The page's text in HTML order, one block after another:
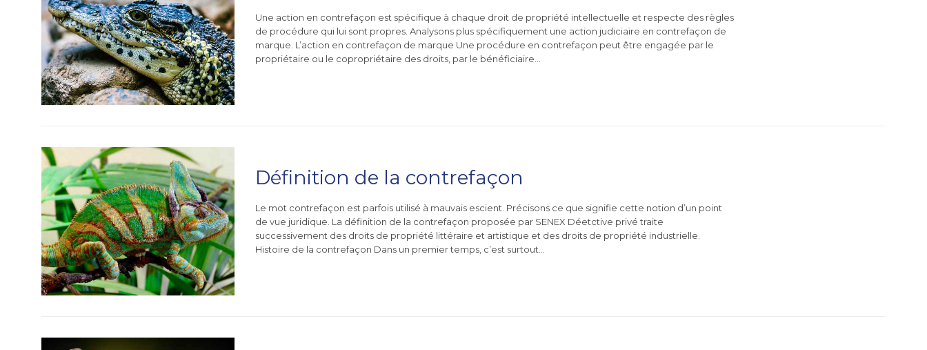
Une action en contrefaçon est spécifique à chaque droit de propriété intellectuelle et respecte des règles
de procédure qui lui sont propres. Analysons plus spécifiquement une action judiciaire en contrefaçon de
marque. L’action en contrefaçon de marque Une procédure en contrefaçon peut être engagée par le
propriétaire ou le copropriétaire des droits, par le bénéficiaire…
Définition de la contrefaçon
Le mot contrefaçon est parfois utilisé à mauvais escient. Précisons ce que signifie cette notion d’un point
de vue juridique. La définition de la contrefaçon proposée par SENEX Déetctive privé traite
successivement des droits de propriété littéraire et artistique et des droits de propriété industrielle.
Histoire de la contrefaçon Dans un premier temps, c’est surtout…